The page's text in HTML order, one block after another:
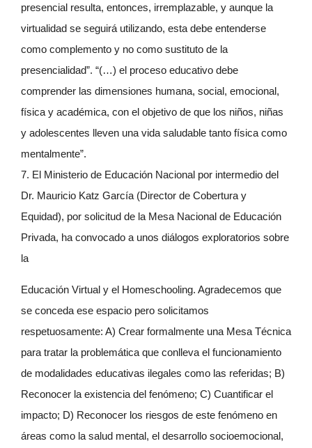
presencial resulta, entonces, irremplazable, y aunque la
virtualidad se seguirá utilizando, esta debe entenderse
como complemento y no como sustituto de la
presencialidad”. “(…) el proceso educativo debe
comprender las dimensiones humana, social, emocional,
física y académica, con el objetivo de que los niños, niñas
y adolescentes lleven una vida saludable tanto física como
mentalmente”.
7. El Ministerio de Educación Nacional por intermedio del
Dr. Mauricio Katz García (Director de Cobertura y
Equidad), por solicitud de la Mesa Nacional de Educación
Privada, ha convocado a unos diálogos exploratorios sobre
la
Educación Virtual y el Homeschooling. Agradecemos que
se conceda ese espacio pero solicitamos
respetuosamente: A) Crear formalmente una Mesa Técnica
para tratar la problemática que conlleva el funcionamiento
de modalidades educativas ilegales como las referidas; B)
Reconocer la existencia del fenómeno; C) Cuantificar el
impacto; D) Reconocer los riesgos de este fenómeno en
áreas como la salud mental, el desarrollo socioemocional,